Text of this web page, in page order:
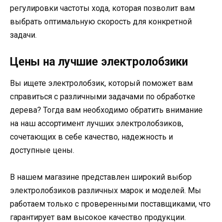
регулировки частоты хода, которая позволит вам
выбрать оптимальную скорость для конкретной
задачи.
Цены на лучшие электролобзики
Вы ищете электролобзик, который поможет вам
справиться с различными задачами по обработке
дерева? Тогда вам необходимо обратить внимание
на наш ассортимент лучших электролобзиков,
сочетающих в себе качество, надежность и
доступные цены.
В нашем магазине представлен широкий выбор
электролобзиков различных марок и моделей. Мы
работаем только с проверенными поставщиками, что
гарантирует вам высокое качество продукции.